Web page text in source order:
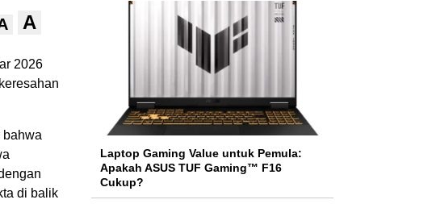
A
2026
bahwa
di balik
Laptop Gaming Value untuk Pemula:
Apakah ASUS TUF Gaming™ F16
Cukup?